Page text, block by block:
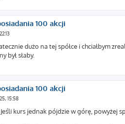
100 akcji
dużo na tej spółce i chciałbym
był słaby.
100 akcji
15:58
kurs jednak pójdzie w górę, powyżej